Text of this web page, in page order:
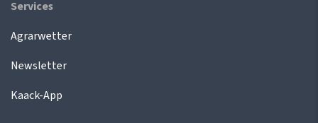
Services
Agrarwetter
Newsletter
Kaack-App